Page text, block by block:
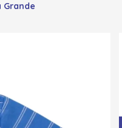
Grande